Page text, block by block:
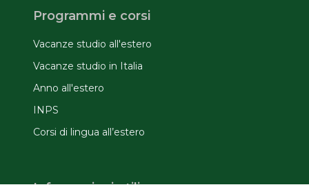
Programmi e corsi
Vacanze studio all'estero
Vacanze studio in Italia
Anno all'estero
INPS
Corsi di lingua all’estero
Informazioni utili